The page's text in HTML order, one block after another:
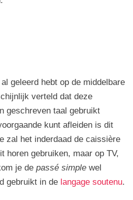
al geleerd hebt op de middelbare
verteld dat deze
geschreven taal gebruikt
kunt afleiden is dit
zal het inderdaad de caissière
horen gebruiken, maar op TV,
je de passé simple wel
gebruikt in de langage soutenu.